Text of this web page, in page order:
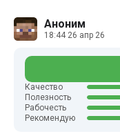
Аноним
18:44 26 апр 26
Качество
Полезность
Рабочесть
Рекомендую